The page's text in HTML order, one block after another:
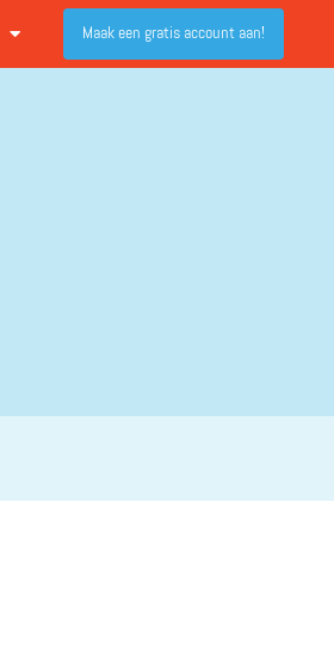
Maak een gratis account aan!